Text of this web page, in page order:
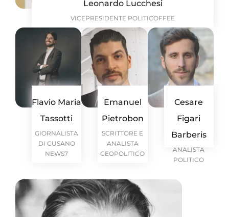
Leonardo Lucchesi
VICEPRESIDENTE POLITICOFFEE
Flavio Maria
Tassotti
GIORNALISTA
DI CUSANO
NEWS7
Emanuel
Pietrobon
SCRITTORE E
ANALISTA
GEOPOLITICO
Cesare
Figari
Barberis
ANALISTA
POLITICO